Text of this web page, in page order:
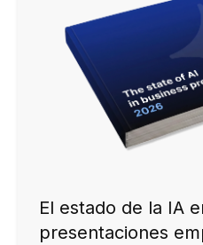
El estado de la IA
presentaciones